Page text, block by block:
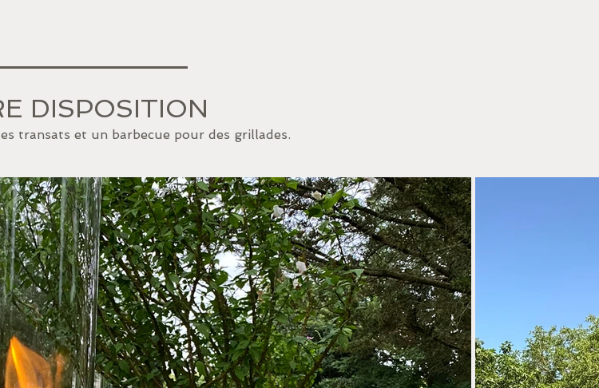
DISPOSITION
transats et un barbecue pour des grillades.